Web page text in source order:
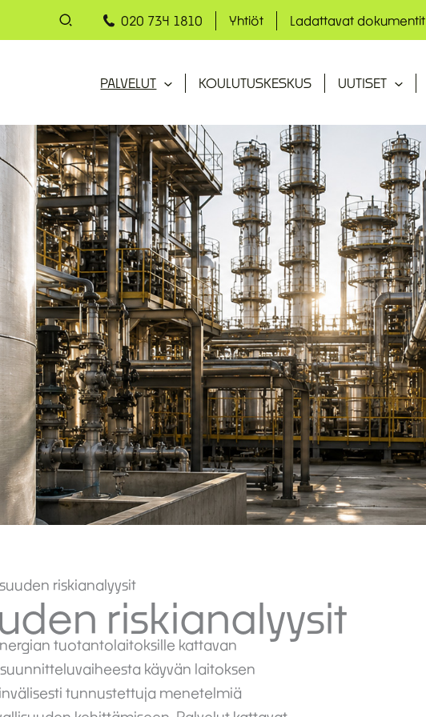
020 734 1810 Yhtiöt Ladattavat dokumentit
PALVELUT KOULUTUSKESKUS UUTISET
riskianalyysit
riskianalyysit
tuotantolaitoksille kattavan
käyvän laitoksen
tunnustettuja menetelmiä